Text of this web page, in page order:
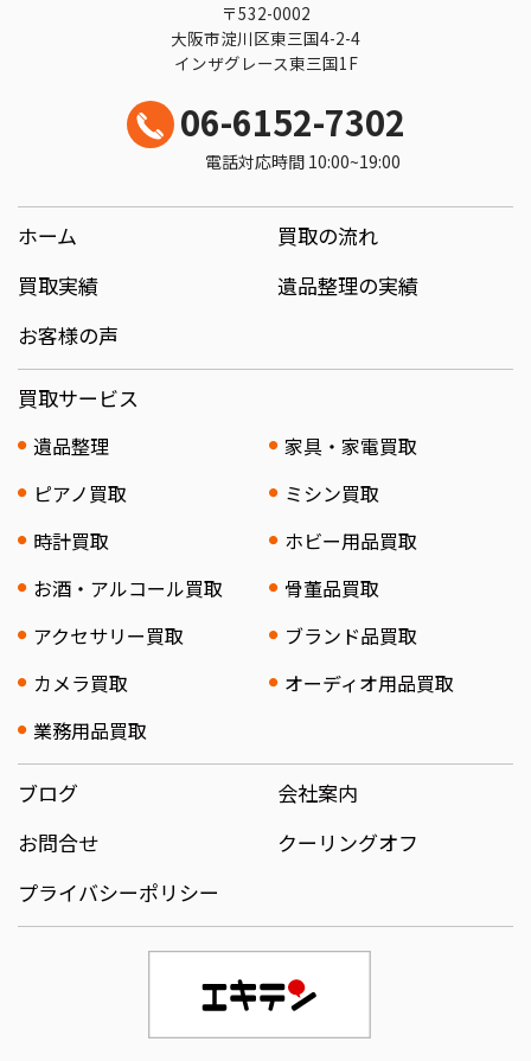
〒532-0002
大阪市淀川区東三国4-2-4
インザグレース東三国1F
06-6152-7302
電話対応時間 10:00~19:00
ホーム
買取の流れ
買取実績
遺品整理の実績
お客様の声
買取サービス
遺品整理
家具・家電買取
ピアノ買取
ミシン買取
時計買取
ホビー用品買取
お酒・アルコール買取
骨董品買取
アクセサリー買取
ブランド品買取
カメラ買取
オーディオ用品買取
業務用品買取
ブログ
会社案内
お問合せ
クーリングオフ
プライバシーポリシー